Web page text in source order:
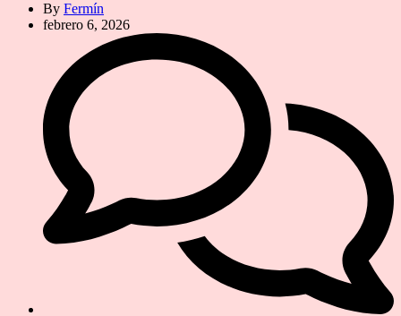
By Fermín
febrero 6, 2026